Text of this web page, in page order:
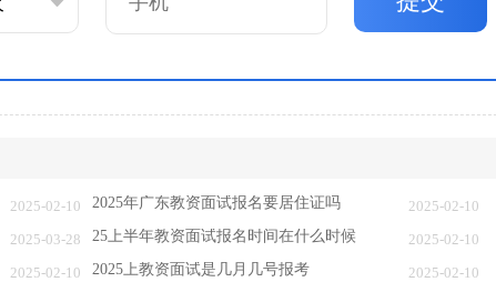
2025-02-10 2025年广东教资面试报名要居住证吗
2025-02-10
2025-03-28 25上半年教资面试报名时间在什么时候
2025-02-10
2025-02-10 2025上教资面试是几月几号报考
2025-02-10